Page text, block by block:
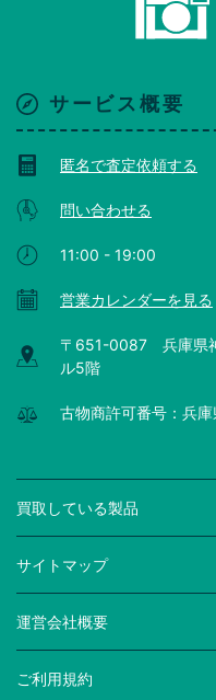
サービス概要
匿名で査定依頼する
問い合わせる
11:00 - 19:00
営業カレンダーを見る
〒651-0087 兵庫県
ル5階
古物商許可番号：兵
買取している製品
サイトマップ
運営会社概要
ご利用規約